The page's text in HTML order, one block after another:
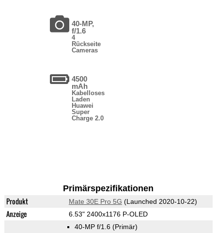
40-MP,
f/1.6
4
Rückseite
Cameras
4500
mAh
Kabelloses
Laden
Huawei
Super
Charge 2.0
Primärspezifikationen
Produkt Mate 30E Pro 5G (Launched 2020-10-22)
Anzeige 6.53" 2400x1176 P-OLED
40-MP f/1.6 (Primär)